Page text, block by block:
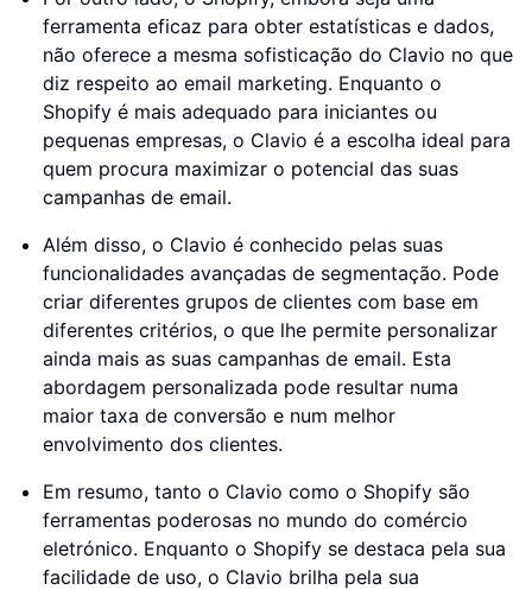
ferramenta eficaz para obter estatísticas e dados,
não oferece a mesma sofisticação do Clavio no que
diz respeito ao email marketing. Enquanto o
Shopify é mais adequado para iniciantes ou
pequenas empresas, o Clavio é a escolha ideal para
quem procura maximizar o potencial das suas
campanhas de email.
Além disso, o Clavio é conhecido pelas suas
funcionalidades avançadas de segmentação. Pode
criar diferentes grupos de clientes com base em
diferentes critérios, o que lhe permite personalizar
ainda mais as suas campanhas de email. Esta
abordagem personalizada pode resultar numa
maior taxa de conversão e num melhor
envolvimento dos clientes.
Em resumo, tanto o Clavio como o Shopify são
ferramentas poderosas no mundo do comércio
eletrónico. Enquanto o Shopify se destaca pela sua
facilidade de uso, o Clavio brilha pela sua